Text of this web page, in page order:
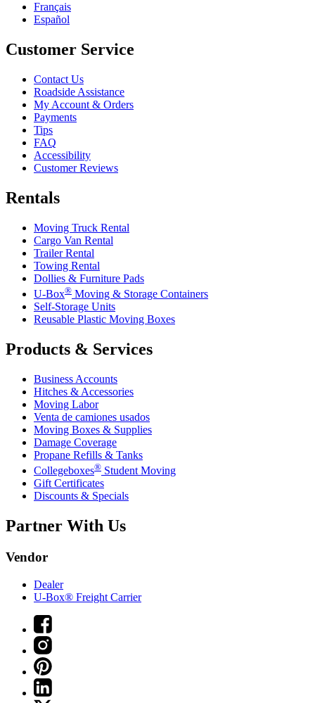
Français
Español
Customer Service
Contact Us
Roadside Assistance
My Account & Orders
Payments
Tips
FAQ
Accessibility
Customer Reviews
Rentals
Moving Truck Rental
Cargo Van Rental
Trailer Rental
Towing Rental
Dollies & Furniture Pads
U-Box® Moving & Storage Containers
Self-Storage Units
Reusable Plastic Moving Boxes
Products & Services
Business Accounts
Hitches & Accessories
Moving Labor
Venta de camiones usados
Moving Boxes & Supplies
Damage Coverage
Propane Refills & Tanks
Collegeboxes® Student Moving
Gift Certificates
Discounts & Specials
Partner With Us
Vendor
Dealer
U-Box® Freight Carrier